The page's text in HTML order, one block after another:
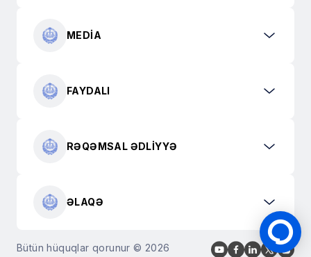
MEDIA
FAYDALI
RƏQƏMSAL ƏDLIYYƏ
ƏLAQƏ
Bütün hüquqlar qorunur © 2026